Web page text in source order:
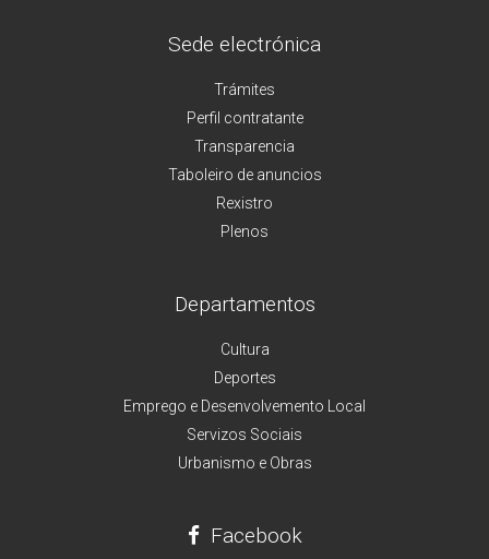
Sede electrónica
Trámites
Perfil contratante
Transparencia
Taboleiro de anuncios
Rexistro
Plenos
Departamentos
Cultura
Deportes
Emprego e Desenvolvemento Local
Servizos Sociais
Urbanismo e Obras
Facebook